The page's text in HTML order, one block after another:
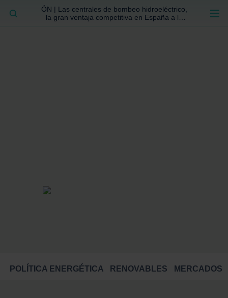
ÓN | Las centrales de bombeo hidroeléctrico,
la gran ventaja competitiva en España a la
POLÍTICA ENERGÉTICA RENOVABLES MERCADOS
BUSCAR